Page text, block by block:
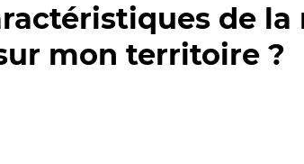
de la
mon territoire ?